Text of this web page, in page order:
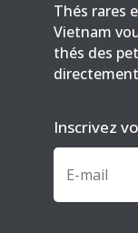
Thés rares
Vietnam
thés des
Inscrivez